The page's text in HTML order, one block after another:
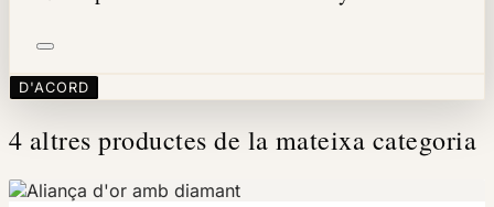
D'ACORD
4 altres productes de la mateixa categoria